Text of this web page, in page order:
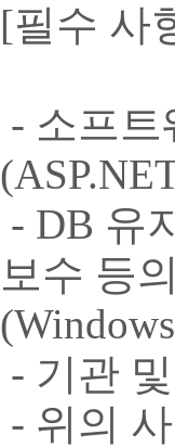
[필수 사
- 소프트
- DB 유
보수 등
- 기관
- 위의